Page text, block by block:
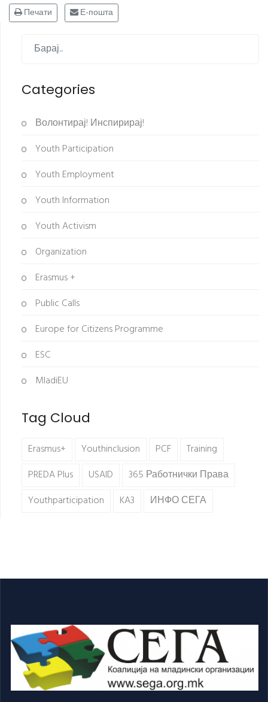
Печати Е-пошта
Categories
Волонтирај! Инспирирај!
Youth Participation
Youth Employment
Youth Information
Youth Activism
Organization
Erasmus +
Public Calls
Europe for Citizens Programme
ESC
MladiEU
Tag Cloud
Erasmus+ Youthinclusion PCF
Training
PREDA Plus
USAID
365 Работнички Права
Youthparticipation
KA3 ИНФО СЕГА